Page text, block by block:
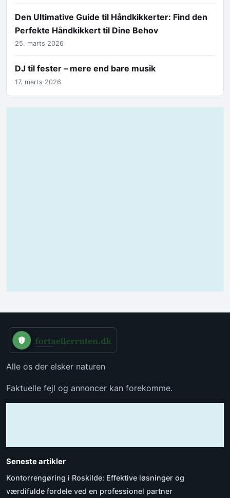
Den Ultimative Guide til Håndkikkerter: Find den
Perfekte Håndkikkert til Dine Behov
25. marts 2026
DJ til fester – mere end bare musik
17. marts 2026
Alle os der elsker naturen
Faktuelle fejl og annoncer kan forekomme.
Seneste artikler
Kontorrengøring i Roskilde: Effektive løsninger og
værdifulde fordele ved en professionel partner